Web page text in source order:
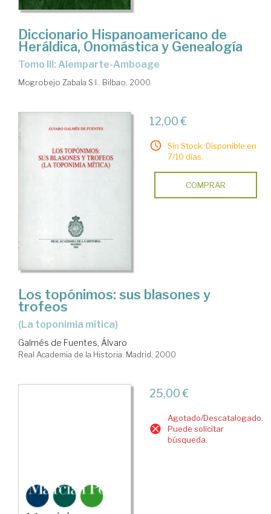
Diccionario Hispanoamericano de
Heráldica, Onomástica y Genealogía
Tomo III: Alemparte-Amboage
Mogrobejo Zabala S.l.. Bilbao, 2000
12,00 €
Sin Stock. Disponible en
7/10 días.
COMPRAR
Los topónimos: sus blasones y
trofeos
(La toponimia mítica)
Galmés de Fuentes, Álvaro
Real Academia de la Historia. Madrid, 2000
25,00 €
Agotado/Descatalogado.
Puede solicitar
búsqueda.